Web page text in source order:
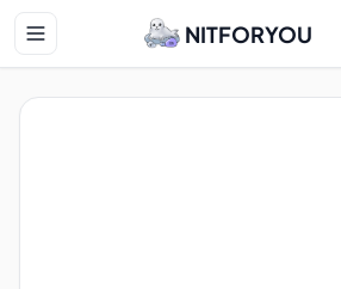
NITFORYOU